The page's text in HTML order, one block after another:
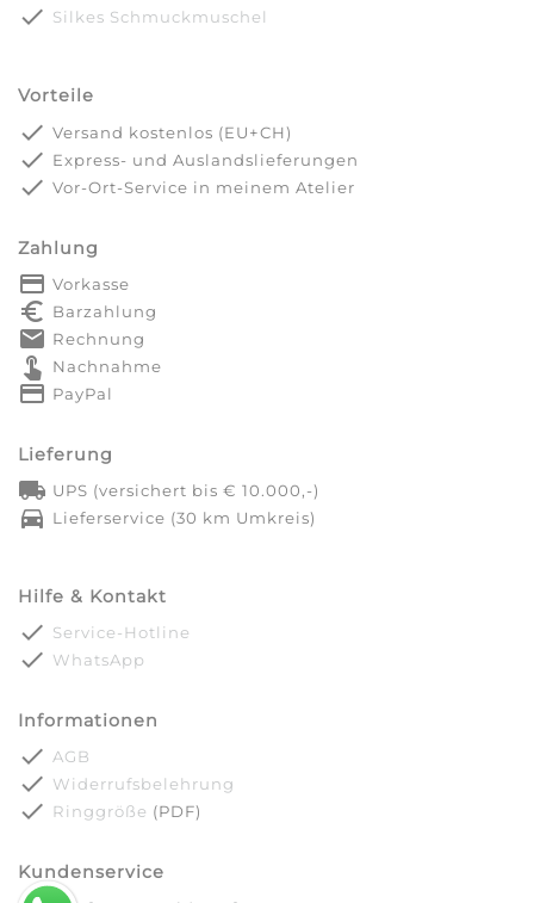
done Silkes Schmuckmuschel
Vorteile
done Versand kostenlos (EU+CH)
done Express- und Auslandslieferungen
done Vor-Ort-Service in meinem Atelier
Zahlung
payment Vorkasse
euro_symbol Barzahlung
markunread Rechnung
touch_app Nachnahme
credit_card PayPal
Lieferung
local_shipping UPS (versichert bis € 10.000,-)
directions_car Lieferservice (30 km Umkreis)
Hilfe & Kontakt
done Service-Hotline
done WhatsApp
Informationen
done AGB
done Widerrufsbelehrung
done Ringgröße (PDF)
Kundenservice